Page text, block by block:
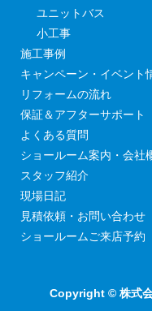
ユニットバス
小工事
施工事例
キャンペーン・イベント
リフォームの流れ
保証＆アフターサポート
よくある質問
ショールーム案内・会社
スタッフ紹介
現場日記
見積依頼・お問い合わせ
ショールームご来店予約
Copyright © 株式